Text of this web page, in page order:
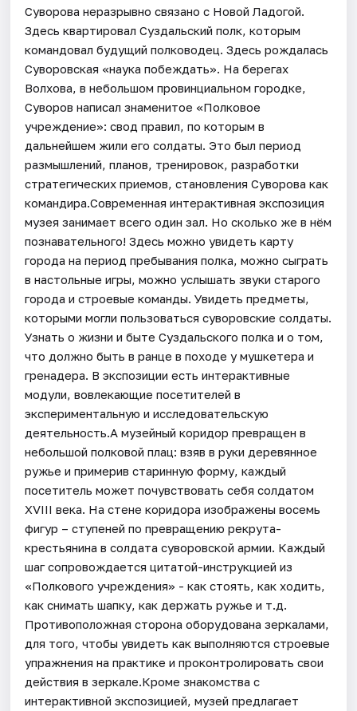
Суворова неразрывно связано с Новой Ладогой.
Здесь квартировал Суздальский полк, которым
командовал будущий полководец. Здесь рождалась
Суворовская «наука побеждать». На берегах
Волхова, в небольшом провинциальном городке,
Суворов написал знаменитое «Полковое
учреждение»: свод правил, по которым в
дальнейшем жили его солдаты. Это был период
размышлений, планов, тренировок, разработки
стратегических приемов, становления Суворова как
командира.Современная интерактивная экспозиция
музея занимает всего один зал. Но сколько же в нём
познавательного! Здесь можно увидеть карту
города на период пребывания полка, можно сыграть
в настольные игры, можно услышать звуки старого
города и строевые команды. Увидеть предметы,
которыми могли пользоваться суворовские солдаты.
Узнать о жизни и быте Суздальского полка и о том,
что должно быть в ранце в походе у мушкетера и
гренадера. В экспозиции есть интерактивные
модули, вовлекающие посетителей в
экспериментальную и исследовательскую
деятельность.А музейный коридор превращен в
небольшой полковой плац: взяв в руки деревянное
ружье и примерив старинную форму, каждый
посетитель может почувствовать себя солдатом
XVIII века. На стене коридора изображены восемь
фигур – ступеней по превращению рекрута-
крестьянина в солдата суворовской армии. Каждый
шаг сопровождается цитатой-инструкцией из
«Полкового учреждения» - как стоять, как ходить,
как снимать шапку, как держать ружье и т.д.
Противоположная сторона оборудована зеркалами,
для того, чтобы увидеть как выполняются строевые
упражнения на практике и проконтролировать свои
действия в зеркале.Кроме знакомства с
интерактивной экспозицией, музей предлагает